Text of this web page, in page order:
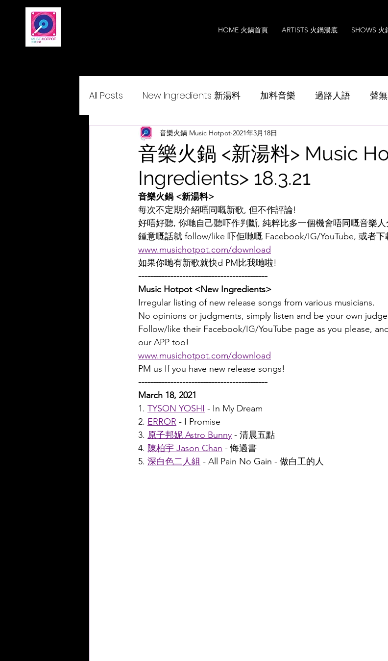
HOME 火鍋首頁 ARTISTS 火鍋湯底 SHOWS 火
All Posts New Ingredients 新湯料 加料音樂 過路人語 聲
Delightcantopop 悅•與•歌 Music
音樂火鍋 <新湯料> Music
Ingredients> 18.3.21
音樂火鍋 Music Hotpot 2021年3月18日
音樂火鍋 <新湯料>
每次不定期介紹唔同嘅新歌, 但不作評論!
好唔好聽, 你哋自己聽吓作判斷, 純粹比多一個機會唔同嘅音樂
鍾意嘅話就 follow/like 吓佢哋嘅 Facebook/IG/YouTube, 或者下
www.musichotpot.com/download
如果你哋有新歌就快d PM比我哋啦!
--------------------------------------------
Music Hotpot <New Ingredients>
Irregular listing of new release songs from various musicians.
No opinions or judgments, simply listen and be your own
Follow/like their Facebook/IG/YouTube page as you please,
our APP too!
www.musichotpot.com/download
PM us If you have new release songs!
--------------------------------------------
March 18, 2021
1. TYSON YOSHI - In My Dream
2. ERROR - I Promise
3. 原子邦妮 Astro Bunny - 清晨五點
4. 陳柏宇 Jason Chan - 悔過書
5. 深白色二人組 - All Pain No Gain - 做白工的人